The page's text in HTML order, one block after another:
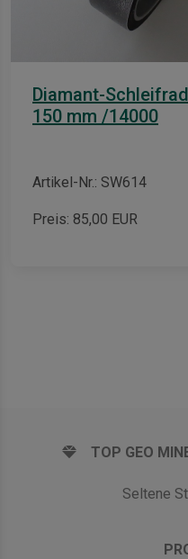
Diamant-Schleifrad
150 mm /14000
Artikel-Nr.: SW614
Preis: 85,00 EUR
TOP GEO
Seltene